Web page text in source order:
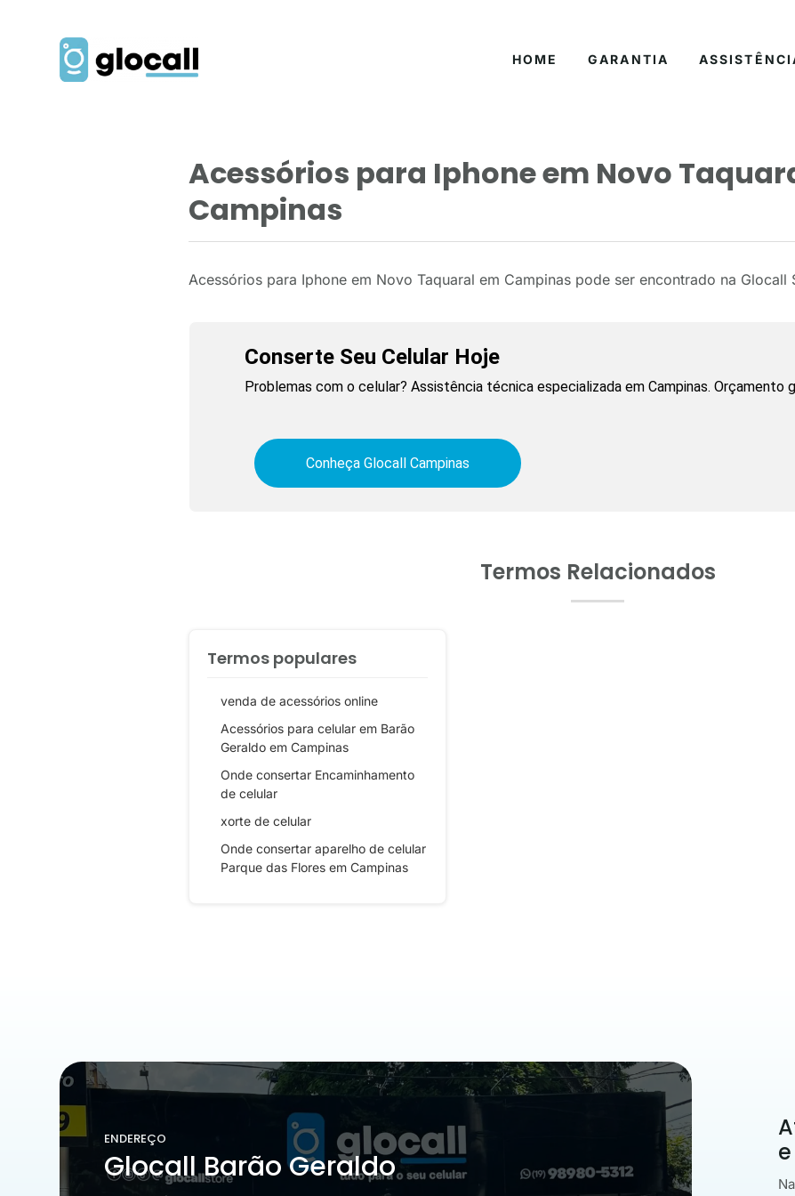
HOME GARANTIA
Acessórios para Iphone em Novo
Campinas
Acessórios para Iphone em Novo Taquaral em Campinas pode ser encontrado na Glocall
Conserte Seu Celular Hoje
Problemas com o celular? Assistência técnica especializada em Campinas. Orçamento
Conheça Glocall Campinas
Termos Relacionados
Termos populares
venda de acessórios online
Acessórios para celular em Barão
Geraldo em Campinas
Onde consertar Encaminhamento
de celular
xorte de celular
Onde consertar aparelho de celular
Parque das Flores em Campinas
ENDEREÇO
Glocall Barão Geraldo